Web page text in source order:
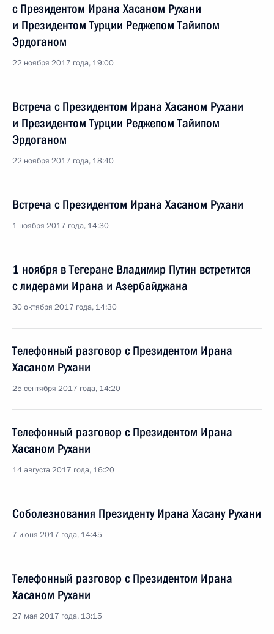
с Президентом Ирана Хасаном Рухани
и Президентом Турции Реджепом Тайипом
Эрдоганом
22 ноября 2017 года, 19:00
Встреча с Президентом Ирана Хасаном Рухани
и Президентом Турции Реджепом Тайипом
Эрдоганом
22 ноября 2017 года, 18:40
Встреча с Президентом Ирана Хасаном Рухани
1 ноября 2017 года, 14:30
1 ноября в Тегеране Владимир Путин встретится
с лидерами Ирана и Азербайджана
30 октября 2017 года, 14:30
Телефонный разговор с Президентом Ирана
Хасаном Рухани
25 сентября 2017 года, 14:20
Телефонный разговор с Президентом Ирана
Хасаном Рухани
14 августа 2017 года, 16:20
Соболезнования Президенту Ирана Хасану Рухани
7 июня 2017 года, 14:45
Телефонный разговор с Президентом Ирана
Хасаном Рухани
27 мая 2017 года, 13:15